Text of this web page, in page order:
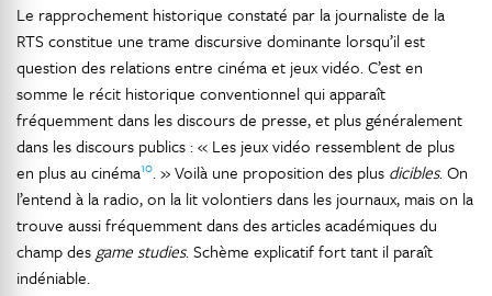
Le rapprochement historique constaté par la journaliste de la
RTS constitue une trame discursive dominante lorsqu’il est
question des relations entre cinéma et jeux vidéo. C’est en
somme le récit historique conventionnel qui apparaît
fréquemment dans les discours de presse, et plus généralement
dans les discours publics : « Les jeux vidéo ressemblent de plus
en plus au cinéma10. » Voilà une proposition des plus dicibles. On
l’entend à la radio, on la lit volontiers dans les journaux, mais on la
trouve aussi fréquemment dans des articles académiques du
champ des game studies. Schème explicatif fort tant il paraît
indéniable.